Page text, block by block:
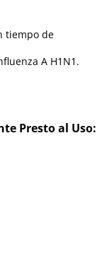
tiempo de
A H1N1.
Presto al Uso: